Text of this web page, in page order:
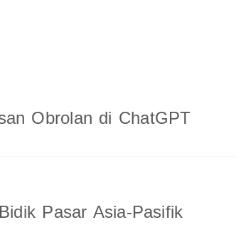
Obrolan di ChatGPT
Pasar Asia-Pasifik